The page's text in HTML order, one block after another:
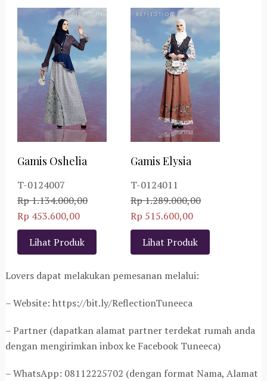
Gamis Oshelia
T-0124007
Rp 1.134.000,00
Rp 453.600,00
Lihat Produk
Gamis Elysia
T-0124011
Rp 1.289.000,00
Rp 515.600,00
Lihat Produk
Lovers dapat melakukan pemesanan melalui:
– Website: https://bit.ly/ReflectionTuneeca
– Partner (dapatkan alamat partner terdekat rumah anda
dengan mengirimkan inbox ke Facebook Tuneeca)
– WhatsApp: 08112225702 (dengan format Nama, Alamat